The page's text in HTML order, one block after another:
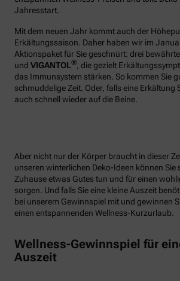
Jahresstart.
Mit dem neuen Jahr kommt auch der
Erkältungssaison. Daher haben wir im
Aktionspaket für Sie geschnürt: drei
und VIGANTOL®, die gezielt
das Immunsystem stärken. So kommen Sie
schmuddelige Zeit. Oder, falls eine Erkältung
auch schnell wieder auf die Beine.
Aber nicht nur der Körper braucht in dieser
unseren winterlichen Deko-Ideen können Sie
Zuhause etwas Gutes tun und für einen
sorgen. Und falls Sie eine kleine Auszeit
bei unserem Gewinnspiel mit und gewinnen
einen entspannenden Wellness-Kurzurlaub.
Wellness-Gewinnspiel für
Auszeit